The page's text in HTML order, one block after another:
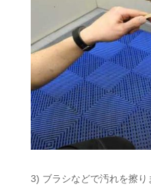
3) ブラシなどで汚れを擦り